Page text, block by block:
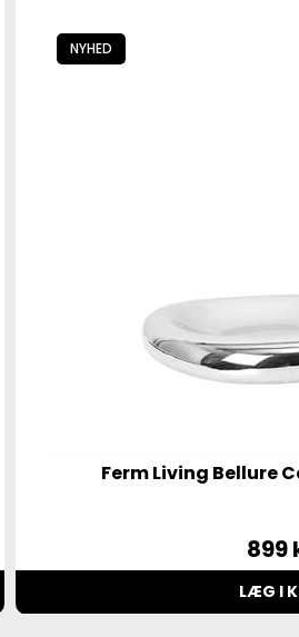
NYHED
Ferm Living Bellure
899
LÆG I